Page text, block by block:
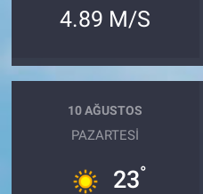
4.89 M/S
10 AĞUSTOS
PAZARTESI
23°